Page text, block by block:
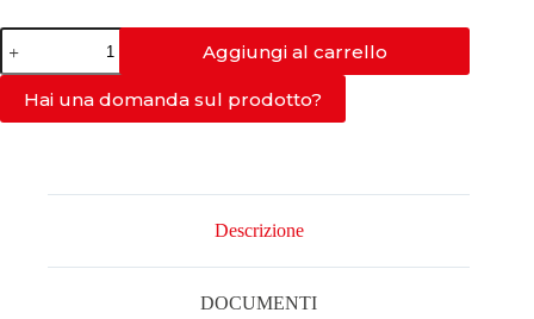
IND-
600-
28kHz
quantità
Aggiungi al carrello
Hai una domanda sul prodotto?
Descrizione
DOCUMENTI